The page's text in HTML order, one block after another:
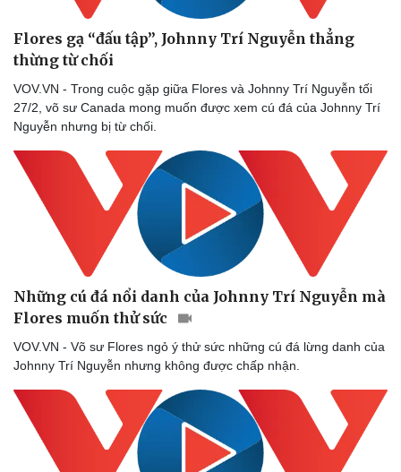
Thông tin doanh nghiệp
Doanh nhân
Vì cộng đồng
Sành điệu
Trải nghiệm
Chuyển đổi số
Flores gạ “đấu tập”, Johnny Trí Nguyễn thẳng
thừng từ chối
VOV.VN - Trong cuộc gặp giữa Flores và Johnny Trí Nguyễn tối
27/2, võ sư Canada mong muốn được xem cú đá của Johnny Trí
Nguyễn nhưng bị từ chối.
Những cú đá nổi danh của Johnny Trí Nguyễn mà
Flores muốn thử sức
VOV.VN - Võ sư Flores ngỏ ý thử sức những cú đá lừng danh của
Johnny Trí Nguyễn nhưng không được chấp nhận.